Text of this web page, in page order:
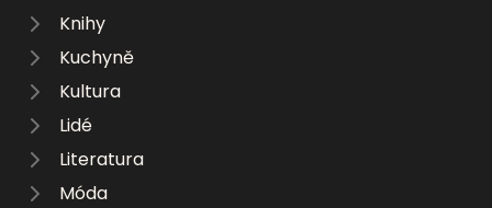
Knihy
Kuchyně
Kultura
Lidé
Literatura
Móda